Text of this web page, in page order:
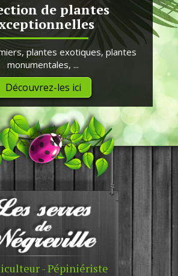
de plantes
plantes exotiques, plantes
monumentales, ...
Découvrez-les ici
- Pépiniériste